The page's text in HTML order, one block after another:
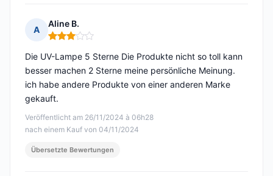
A
Aline B.
Hinweis: 3 von 5
Veröffentlicht am 26/11/2024 à 06h28
nach einem Kauf von 04/11/2024
Die UV-Lampe 5 Sterne Die Produkte nicht so toll kann
besser machen 2 Sterne meine persönliche Meinung.
ich habe andere Produkte von einer anderen Marke
gekauft.
Übersetzte Bewertungen